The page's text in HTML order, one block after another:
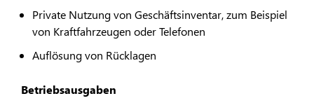
Private Nutzung von Geschäftsinventar, zum Beispiel
von Kraftfahrzeugen oder Telefonen
Auflösung von Rücklagen
Betriebsausgaben